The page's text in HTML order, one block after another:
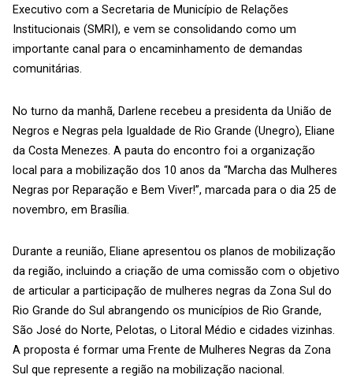
Executivo com a Secretaria de Município de Relações
Institucionais (SMRI), e vem se consolidando como um
importante canal para o encaminhamento de demandas
comunitárias.
No turno da manhã, Darlene recebeu a presidenta da União de
Negros e Negras pela Igualdade de Rio Grande (Unegro), Eliane
da Costa Menezes. A pauta do encontro foi a organização
local para a mobilização dos 10 anos da “Marcha das Mulheres
Negras por Reparação e Bem Viver!”, marcada para o dia 25 de
novembro, em Brasília.
Durante a reunião, Eliane apresentou os planos de mobilização
da região, incluindo a criação de uma comissão com o objetivo
de articular a participação de mulheres negras da Zona Sul do
Rio Grande do Sul abrangendo os municípios de Rio Grande,
São José do Norte, Pelotas, o Litoral Médio e cidades vizinhas.
A proposta é formar uma Frente de Mulheres Negras da Zona
Sul que represente a região na mobilização nacional.